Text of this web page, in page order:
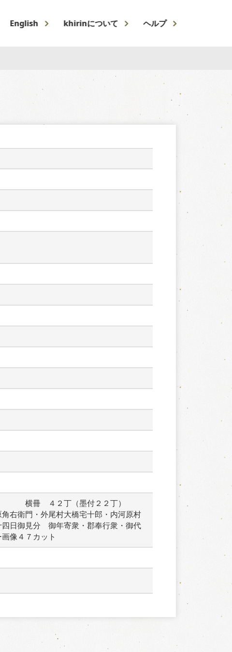
English khirinについて ヘルプ
　　　横冊　４２丁（墨付２２丁）
右衛門・外尾村大橋宅十郎・内河原村
日御見分　御年寄衆・郡奉行衆・御代
像４７カット